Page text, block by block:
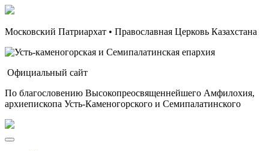
Московский Патриархат • Православная Церковь Казахстана
Официальный сайт
По благословению Высокопреосвященнейшего Амфилохия,
архиепископа Усть-Каменогорского и Семипалатинского